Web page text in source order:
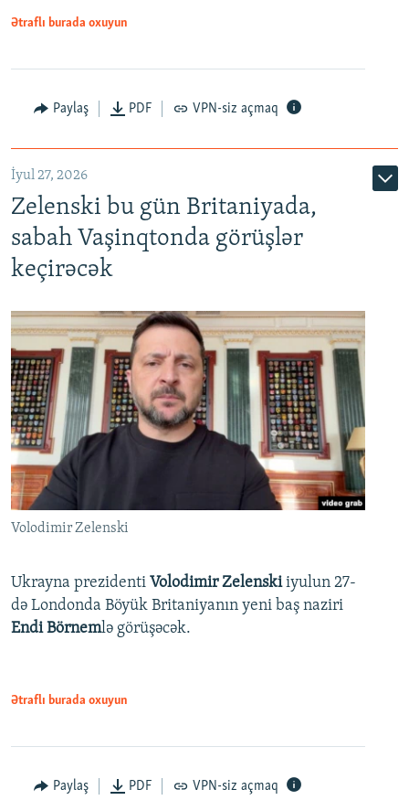
Ətraflı burada oxuyun
Paylaş PDF VPN-siz açmaq
İyul 27, 2026
Zelenski bu gün Britaniyada,
sabah Vaşinqtonda görüşlər
keçirəcək
Volodimir Zelenski
Ukrayna prezidenti Volodimir Zelenskiiyulun 27-
də Londonda Böyük Britaniyanın yeni baş naziri
Endi Börnemlə görüşəcək.
Ətraflı burada oxuyun
Paylaş PDF VPN-siz açmaq